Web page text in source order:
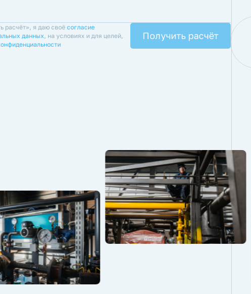
расчёт», я даю своё согласие
данных, на условиях и для целей,